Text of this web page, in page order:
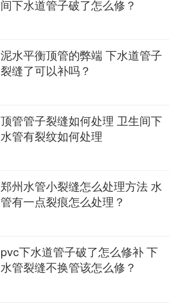
间下水道管子破了怎么修？
泥水平衡顶管的弊端 下水道管子
裂缝了可以补吗？
顶管管子裂缝如何处理 卫生间下
水管有裂纹如何处理
郑州水管小裂缝怎么处理方法 水
管有一点裂痕怎么处理？
pvc下水道管子破了怎么修补 下
水管裂缝不换管该怎么修？